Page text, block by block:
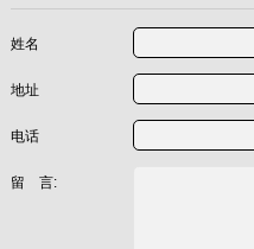
姓名
地址
电话
留 言: